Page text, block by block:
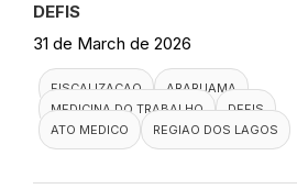
DEFIS
31 de March de 2026
FISCALIZACAO
ARARUAMA
MEDICINA DO TRABALHO
DEFIS
ATO MEDICO
REGIAO DOS LAGOS